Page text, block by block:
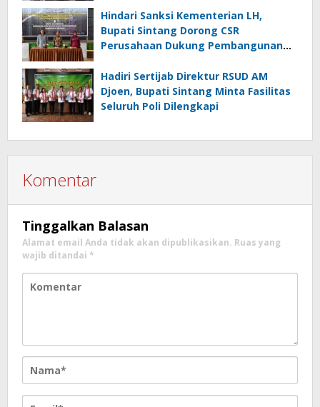
Hindari Sanksi Kementerian LH,
Bupati Sintang Dorong CSR
Perusahaan Dukung Pembangunan
Hadiri Sertijab Direktur RSUD AM
Djoen, Bupati Sintang Minta Fasilitas
Seluruh Poli Dilengkapi
Komentar
Tinggalkan Balasan
Alamat email Anda tidak akan dipublikasikan. Ruas yang
wajib ditandai *